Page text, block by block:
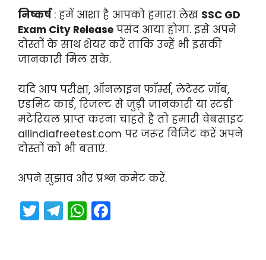
निष्कर्ष : हमें आशा है आपको हमारा लेख SSC GD
Exam City Release पसंद आया होगा. इसे अपने
दोस्तों के साथ शेयर करें ताकि उन्हें भी इसकी
जानकारी मिल सके.
यदि आप परीक्षा, ऑनलाइन फॉर्म्स, लेटेस्ट जॉब,
एडमिट कार्ड, रिजल्ट से जुड़ी जानकारी या स्टडी
मटेरियल प्राप्त करना चाहते है तो हमारी वेबसाइट
allindiafreetest.com पर जरूर विजिट करें अपने
दोस्तों को भी बताएं.
अपने सुझाव और प्रश्न कमेंट करें.
T
w
T
el
W
h